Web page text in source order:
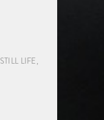
STILL LIFE,